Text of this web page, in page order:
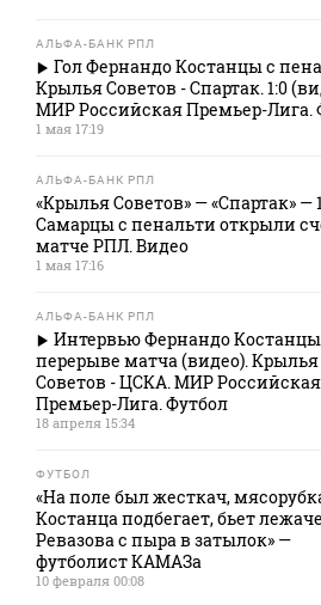
АЛЬФА-БАНК РПЛ
Гол Фернандо Костанцы с
Крылья Советов - Спартак. 1:0
МИР Российская Премьер-Лига.
1 мая 17:19
АЛЬФА-БАНК РПЛ
«Крылья Советов» — «Спартак» —
Самарцы с пенальти открыли
матче РПЛ. Видео
1 мая 17:16
АЛЬФА-БАНК РПЛ
Интервью Фернандо
перерыве матча (видео). Крылья
Советов - ЦСКА. МИР Российская
Премьер-Лига. Футбол
18 апреля 15:34
ФУТБОЛ
«На поле был жесткач,
Костанца подбегает, бьет
Ревазова с пыра в затылок» —
футболист КАМАЗа
10 февраля 00:08